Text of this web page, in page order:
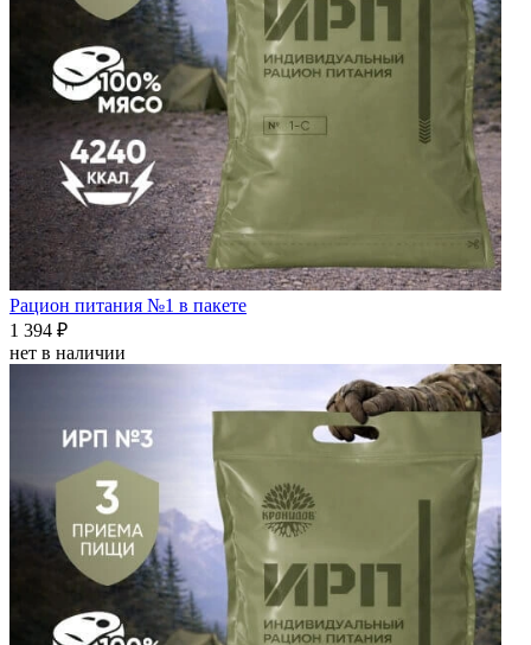
Рацион питания №1 в пакете
1 394 ₽
нет в наличии